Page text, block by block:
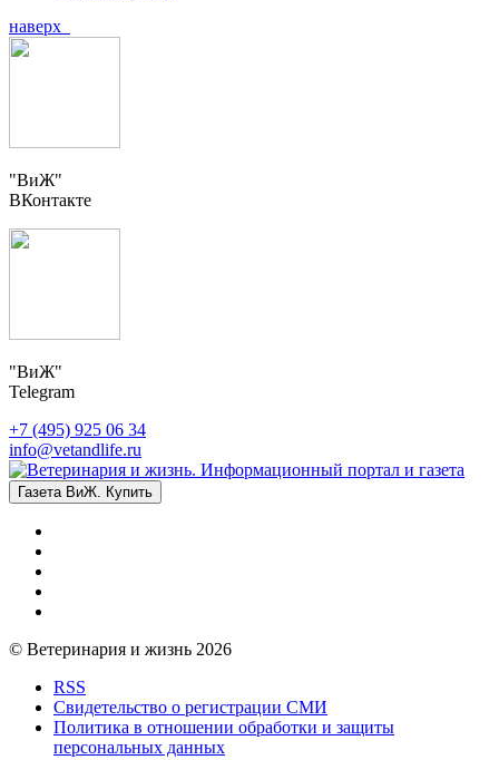
наверх
"ВиЖ"
ВКонтакте
"ВиЖ"
Telegram
+7 (495) 925 06 34
info@vetandlife.ru
Газета ВиЖ. Купить
© Ветеринария и жизнь 2026
RSS
Свидетельство о регистрации СМИ
Политика в отношении обработки и защиты
персональных данных